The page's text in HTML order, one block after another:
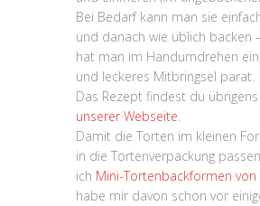
Bei Bedarf kann man sie
und danach wie üblich backen
hat man im Handumdrehen
und leckeres Mitbringsel parat.
Das Rezept findest du übrigens
unserer Webseite.
Damit die Torten im kleinen
in die Tortenverpackung
ich Mini-Tortenbackformen von
habe mir davon schon vor